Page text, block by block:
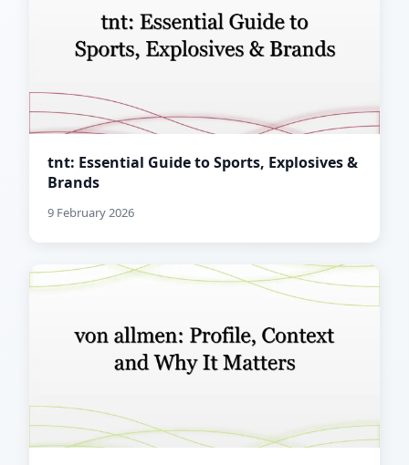
tnt: Essential Guide to Sports, Explosives &
Brands
9 February 2026